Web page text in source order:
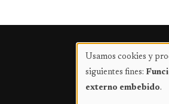
Uso
de
Usamos cookies y
siguientes fines:
externo embebido.